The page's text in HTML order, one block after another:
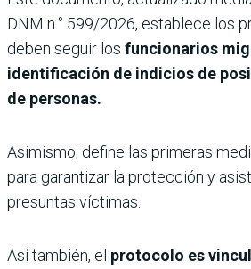
DNM n.° 599/2026, establece los
deben seguir los funcionarios
identificación de indicios de
de personas.
Asimismo, define las primeras
para garantizar la protección y
presuntas víctimas.
Así también, el protocolo es